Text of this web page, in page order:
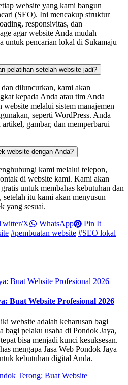
website yang kami bangun
(SEO). Ini mencakup struktur
responsivitas, dan
agar website Anda mudah
untuk pencarian lokal di Sukamaju
pelatihan setelah website jadi?
diluncurkan, kami akan
kepada Anda atau tim Anda
website melalui sistem manajemen
seperti WordPress. Anda
gambar, dan memperbarui
website dengan Anda?
kami melalui telepon,
di website kami. Kami akan
untuk membahas kebutuhan dan
itu kami akan menyusun
yang sesuai.
X WhatsApp
Pin It
#pembuatan website #SEO lokal
Buat Website Profesional 2026
website adalah keharusan bagi
bagi pelaku usaha di Pondok Jaya,
bisa menjadi kunci kesuksesan.
mengapa Jasa Web Pondok Jaya
kebutuhan digital Anda.